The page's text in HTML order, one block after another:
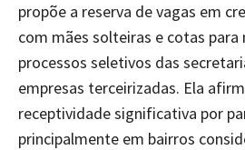
propõe a reserva de vagas em
com mães solteiras e cotas para
processos seletivos das
empresas terceirizadas. Ela
receptividade significativa por
principalmente em bairros